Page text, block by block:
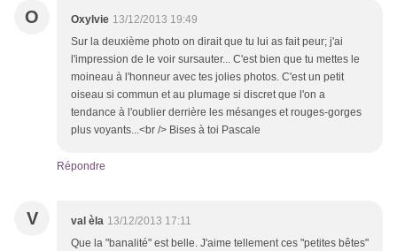
O Oxylvie 13/12/2013 19:49
Sur la deuxième photo on dirait que tu lui as fait peur; j'ai
l'impression de le voir sursauter... C'est bien que tu mettes le
moineau à l'honneur avec tes jolies photos. C'est un petit
oiseau si commun et au plumage si discret que l'on a
tendance à l'oublier derrière les mésanges et rouges-gorges
plus voyants...<br /> Bises à toi Pascale
Répondre
V val èla 13/12/2013 17:11
Que la "banalité" est belle. J'aime tellement ces "petites bêtes"